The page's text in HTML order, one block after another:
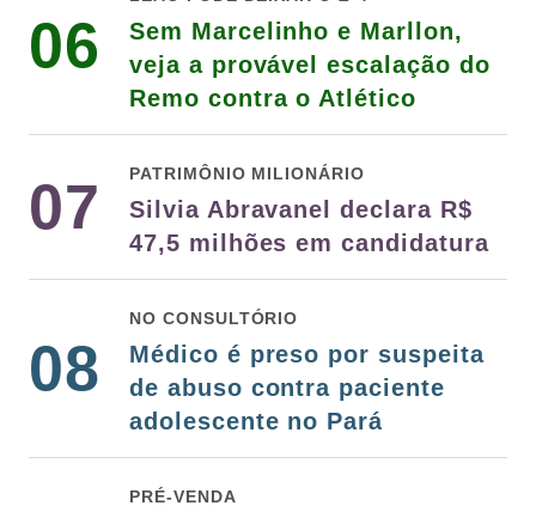
06
Sem Marcelinho e Marllon,
veja a provável escalação do
Remo contra o Atlético
07 PATRIMÔNIO MILIONÁRIO
Silvia Abravanel declara R$
47,5 milhões em candidatura
08
NO CONSULTÓRIO
Médico é preso por suspeita
de abuso contra paciente
adolescente no Pará
PRÉ-VENDA